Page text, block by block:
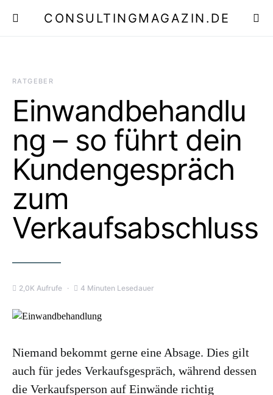
CONSULTINGMAGAZIN.DE
RATGEBER
Einwandbehandlu
ng – so führt dein
Kundengespräch
zum
Verkaufsabschluss
2,0K Aufrufe 4 Minuten Lesedauer
Niemand bekommt gerne eine Absage. Dies gilt
auch für jedes Verkaufsgespräch, während dessen
die Verkaufsperson auf Einwände richtig